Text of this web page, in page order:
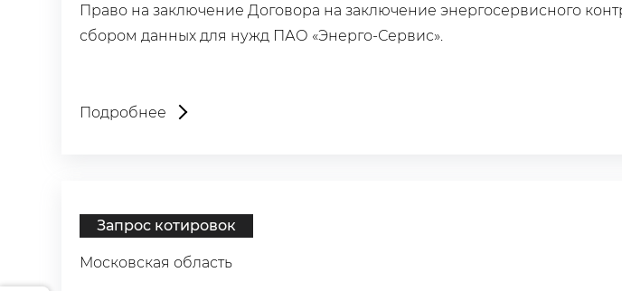
Право на заключение Договора на заключение энергосервисного
сбором данных для нужд ПАО «Энерго-Сервис».
Подробнее
Запрос котировок
Московская область